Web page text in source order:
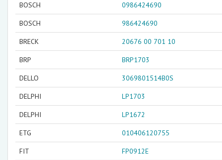
BOSCH 0986424690
BOSCH 986424690
BRECK 20676 00 701 10
BRP BRP1703
DELLO 3069801514B0S
DELPHI LP1703
DELPHI LP1672
ETG 010406120755
FIT FP0912E